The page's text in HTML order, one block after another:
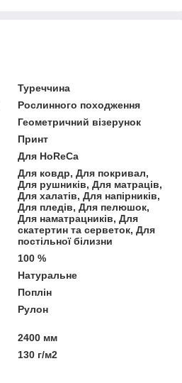
Туреччина
Рослинного походження
Геометричний візерунок
Принт
Для HoReCa
Для ковдр, Для покривал,
Для рушників, Для матраців,
Для халатів, Для напірників,
Для пледів, Для пелюшок,
Для наматрацників, Для
скатертин та серветок, Для
постільної білизни
100 %
Натуральне
Поплін
Рулон
2400 мм
130 г/м2